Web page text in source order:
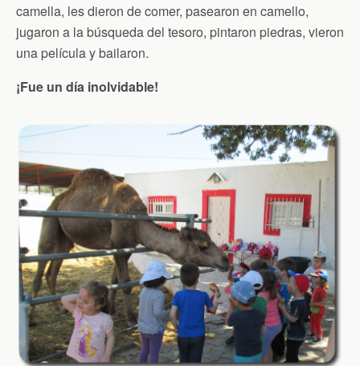
camella, les dieron de comer, pasearon en camello,
jugaron a la búsqueda del tesoro, pintaron piedras, vieron
una película y bailaron.
¡Fue un día inolvidable!